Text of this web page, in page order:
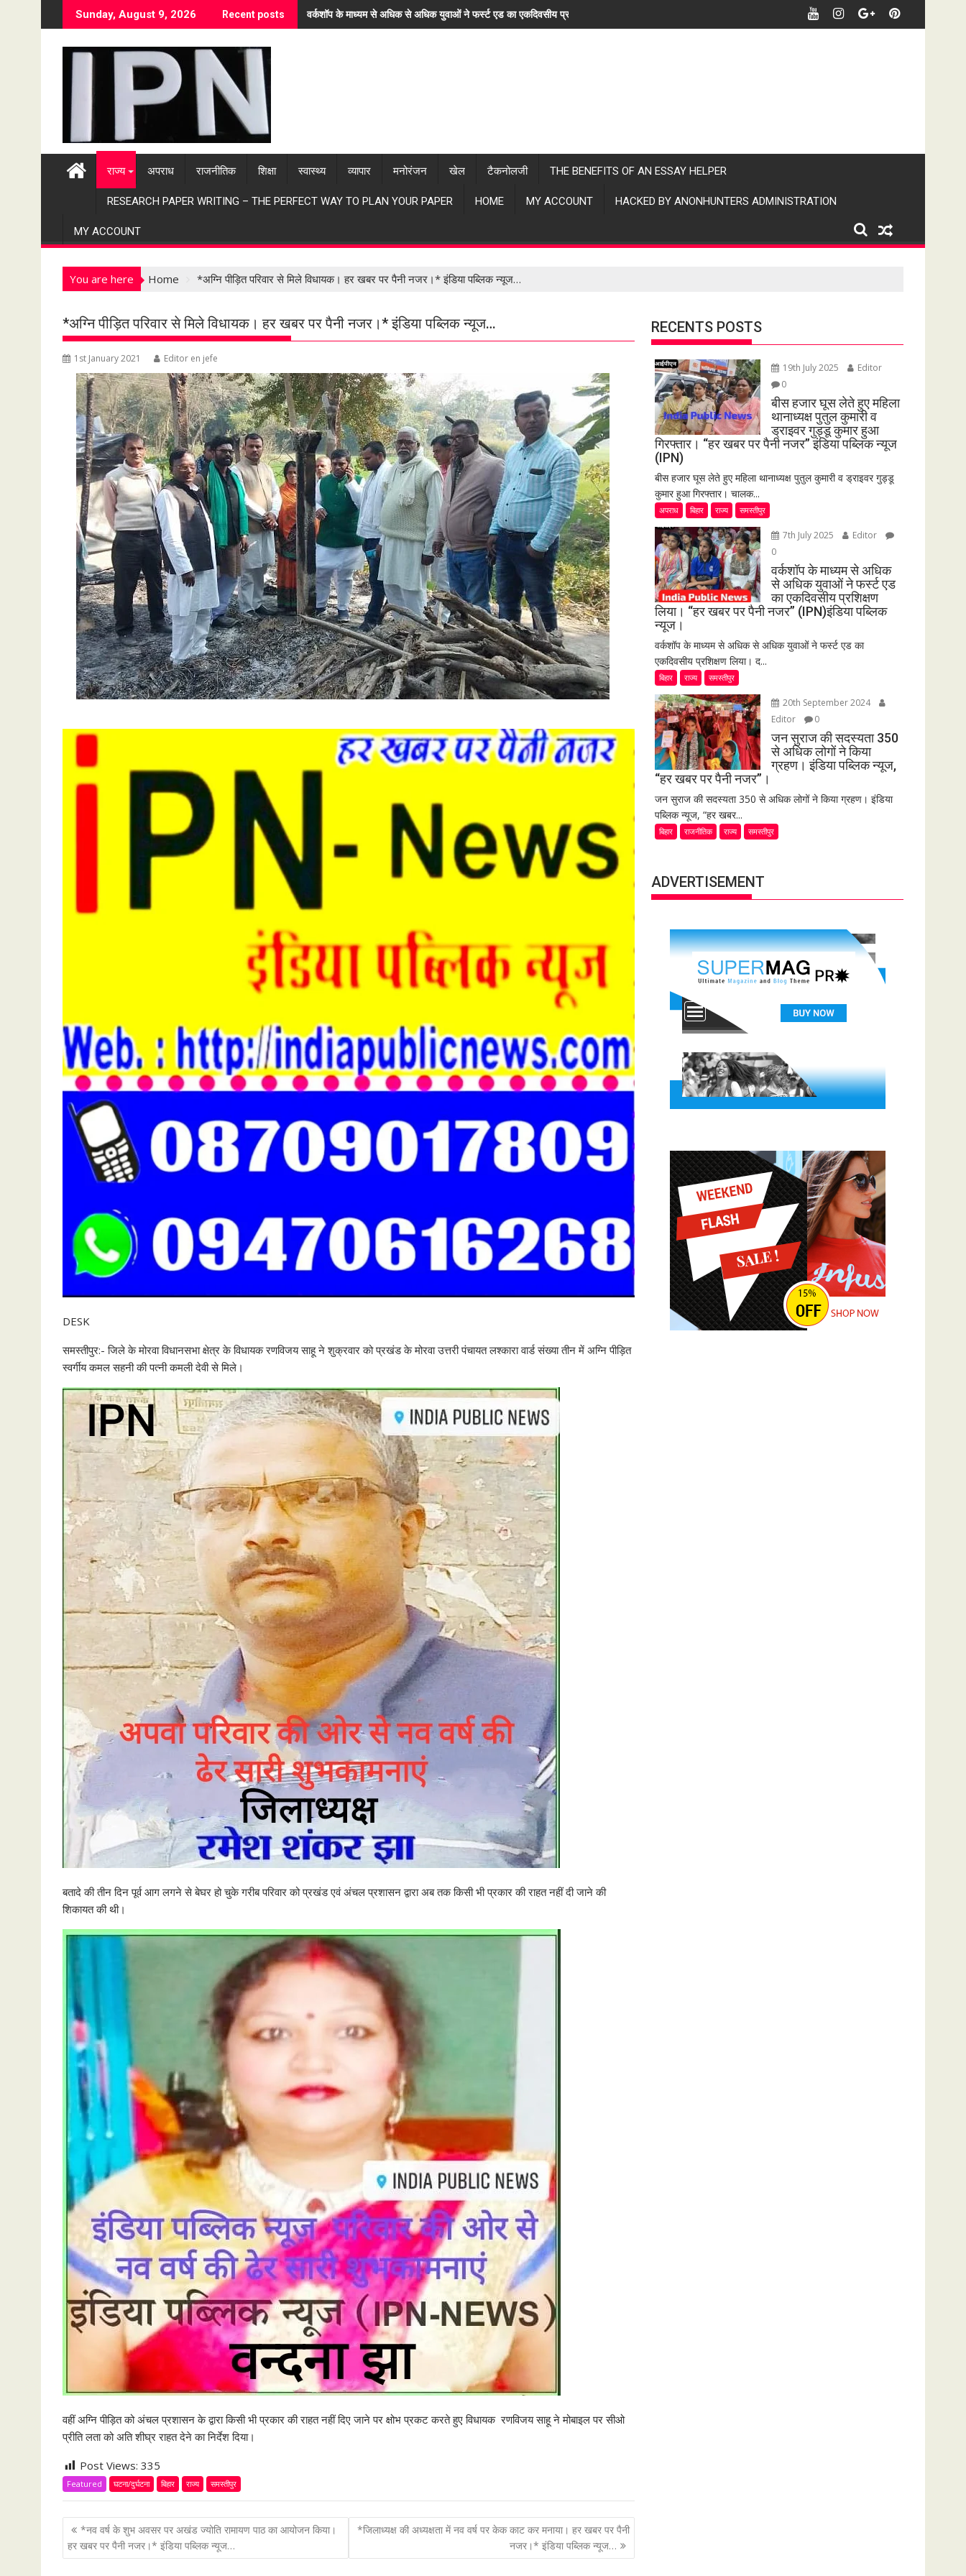
k
Sunday, August 9, 2026 Recent posts वर्कशॉप के माध्यम से अधिक से अधिक युवाओं ने फर्स्ट एड का एकदिवसीय प्रशिक्षण लिया। "हर खबर पर पैनी नजर" (IPN)इंडिया पब्लिक न्यूज।
राज्य अपराध राजनीतिक शिक्षा स्वास्थ्य व्यापार मनोरंजन खेल टैकनोलजी THE BENEFITS OF AN ESSAY HELPER
RESEARCH PAPER WRITING – THE PERFECT WAY TO PLAN YOUR PAPER HOME MY ACCOUNT HACKED BY ANONHUNTERS ADMINISTRATION
MY ACCOUNT
You are here Home *अग्नि पीड़ित परिवार से मिले विधायक। हर खबर पर पैनी नजर।* इंडिया पब्लिक न्यूज…
*अग्नि पीड़ित परिवार से मिले विधायक। हर खबर पर पैनी नजर।* इंडिया पब्लिक न्यूज…
1st January 2021 Editor en jefe
DESK
समस्तीपुर:- जिले के मोरवा विधानसभा क्षेत्र के विधायक रणविजय साहू ने शुक्रवार को प्रखंड के मोरवा उत्तरी पंचायत लश्कारा वार्ड संख्या तीन में अग्नि पीड़ित
स्वर्गीय कमल सहनी की पत्नी कमली देवी से मिले।
बतादे की तीन दिन पूर्व आग लगने से बेघर हो चुके गरीब परिवार को प्रखंड एवं अंचल प्रशासन द्वारा अब तक किसी भी प्रकार की राहत नहीं दी जाने की
शिकायत की थी।
वहीं अग्नि पीड़ित को अंचल प्रशासन के द्वारा किसी भी प्रकार की राहत नहीं दिए जाने पर क्षोभ प्रकट करते हुए विधायक रणविजय साहू ने मोबाइल पर सीओ
प्रीति लता को अति शीघ्र राहत देने का निर्देश दिया।
Post Views: 335
Featured घटना/दुर्घटना बिहार राज्य समस्तीपुर
P
o
*नव वर्ष के शुभ अवसर पर अखंड ज्योति रामायण पाठ का आयोजन किया।
हर खबर पर पैनी नजर।* इंडिया पब्लिक न्यूज…
*जिलाध्यक्ष की अध्यक्षता में नव वर्ष पर केक काट कर मनाया। हर खबर पर पैनी
नजर।* इंडिया पब्लिक न्यूज…
RECENTS POSTS
19th July 2025
Editor
0
बीस हजार घूस लेते हुए महिला
थानाध्यक्ष पुतुल कुमारी व
ड्राइवर गुड्डू कुमार हुआ
गिरफ्तार। “हर खबर पर पैनी नजर” इंडिया पब्लिक न्यूज
(IPN)
बीस हजार घूस लेते हुए महिला थानाध्यक्ष पुतुल कुमारी व ड्राइवर गुड्डू
कुमार हुआ गिरफ्तार। चालक...
अपराध बिहार राज्य समस्तीपुर
7th July 2025
Editor
0
वर्कशॉप के माध्यम से अधिक
से अधिक युवाओं ने फर्स्ट एड
का एकदिवसीय प्रशिक्षण
लिया। “हर खबर पर पैनी नजर” (IPN)इंडिया पब्लिक
न्यूज।
वर्कशॉप के माध्यम से अधिक से अधिक युवाओं ने फर्स्ट एड का
एकदिवसीय प्रशिक्षण लिया। द...
बिहार राज्य समस्तीपुर
20th September 2024
Editor
0
जन सुराज की सदस्यता 350
से अधिक लोगों ने किया
ग्रहण। इंडिया पब्लिक न्यूज,
“हर खबर पर पैनी नजर”।
जन सुराज की सदस्यता 350 से अधिक लोगों ने किया ग्रहण। इंडिया
पब्लिक न्यूज, “हर खबर...
बिहार राजनीतिक राज्य समस्तीपुर
ADVERTISEMENT